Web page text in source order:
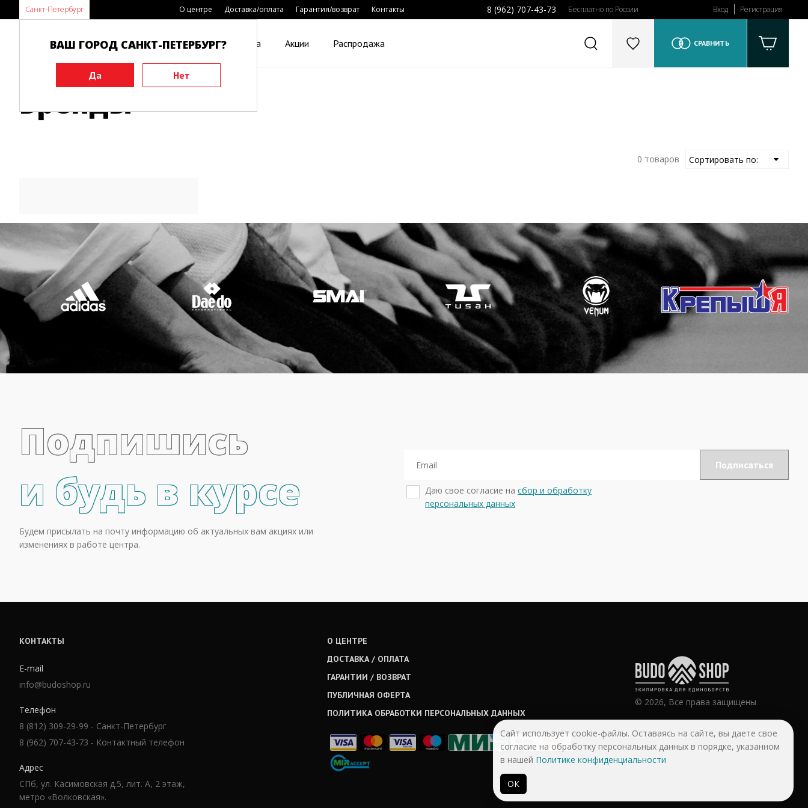
Санкт-Петербург О центре Доставка/оплата Гарантия/возврат Контакты 8 (962) 707-43-73 Бесплатно по России Вход Регистрация
Каталог Виды спорта Акции Распродажа СРАВНИТЬ
ВАШ ГОРОД САНКТ-ПЕТЕРБУРГ?
Бренды
0 товаров
Подпишись
и будь в курсе
Будем присылать на почту информацию об актуальных вам акциях или
изменениях в работе центра.
Даю свое согласие на сбор и обработку
персональных данных
КОНТАКТЫ
E-mail
info@budoshop.ru
Телефон
8 (812) 309-29-99 - Санкт-Петербург
8 (962) 707-43-73 - Контактный телефон
Адрес
СПб, ул. Касимовская д.5, лит. А, 2 этаж,
метро «Волковская».
О ЦЕНТРЕ
ДОСТАВКА / ОПЛАТА
ГАРАНТИИ / ВОЗВРАТ
ПУБЛИЧНАЯ ОФЕРТА
ПОЛИТИКА ОБРАБОТКИ ПЕРСОНАЛЬНЫХ ДАННЫХ
© 2026, Все права защищены
Сайт использует cookie-файлы. Оставаясь на сайте, вы даете свое
согласие на обработку персональных данных в порядке, указанном
в нашей Политике конфиденциальности
ОК